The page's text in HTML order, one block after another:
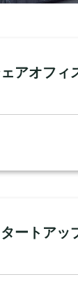
アオフィ
ートアッ